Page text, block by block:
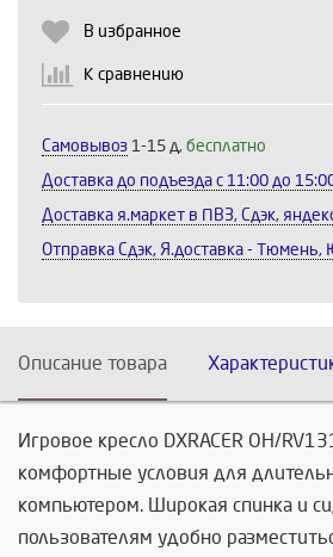
В избранное
К сравнению
Самовывоз 1-15 д, бесплатно
Доставка до подъезда c 11:00 до
Доставка я.маркет в ПВЗ, Сдэк,
Отправка Сдэк, Я.доставка - Тюмень,
Описание товара
Игровое кресло DXRACER OH/
комфортные условия для
компьютером. Широкая спинка и
пользователям удобно